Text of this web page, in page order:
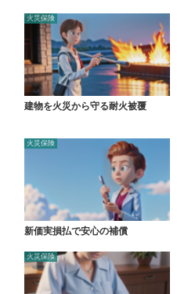
火災保険
建物を火災から守る耐火被覆
火災保険
新価実損払で安心の補償
火災保険